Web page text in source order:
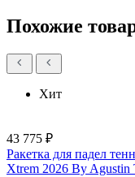
Похожие
Хит
43 775 ₽
Ракетка для падел
Xtrem 2026 By Agustin